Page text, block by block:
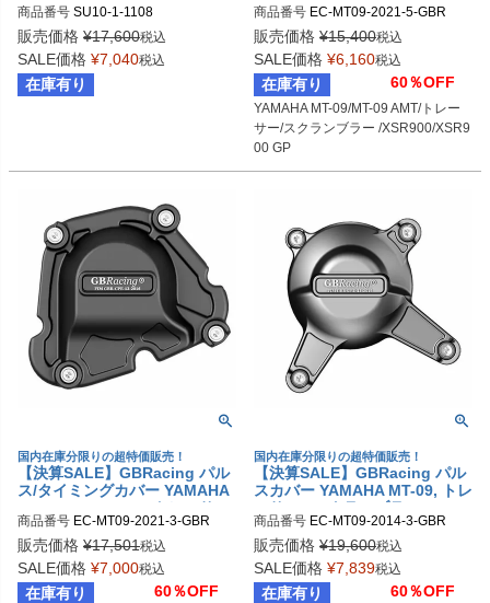
商品番号 SU10-1-1108
販売価格 ¥17,600税込
SALE価格 ¥7,040税込
在庫有り
スクランブラー /XSR900/XSR9
00 GP
商品番号 EC-MT09-2021-5-GBR
gbr_EC-MT09-2021-5-GBR
販売価格 ¥15,400税込
SALE価格 ¥6,160税込
在庫有り 60％OFF
YAMAHA MT-09/MT-09 AMT/トレー
サー/スクランブラー /XSR900/XSR9
00 GP
国内在庫分限りの超特価販売！
【決算SALE】GBRacing パル
ス/タイミングカバー YAMAHA
MT-09/MT-09 AMT/トレーサー/
スクランブラー /XSR900/XSR9
00 GP
商品番号 EC-MT09-2021-3-GBR
gbr_EC-MT09-2021-3-GBR
販売価格 ¥17,501税込
SALE価格 ¥7,000税込
在庫有り 60％OFF
国内在庫分限りの超特価販売！
【決算SALE】GBRacing パル
スカバー YAMAHA MT-09, トレ
ーサー / スクランブラー
商品番号 EC-MT09-2014-3-GBR
gbr_EC-MT09-2014-3-GBR
販売価格 ¥19,600税込
SALE価格 ¥7,839税込
在庫有り 60％OFF